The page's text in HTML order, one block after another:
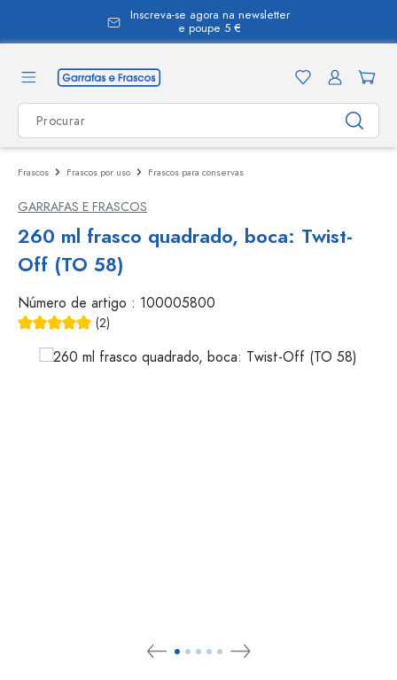
Inscreva-se agora na newsletter
e poupe 5 €
Frascos Frascos por uso Frascos para conservas
GARRAFAS E FRASCOS
260 ml frasco quadrado, boca: Twist-
Off (TO 58)
Número de artigo : 100005800
(2)